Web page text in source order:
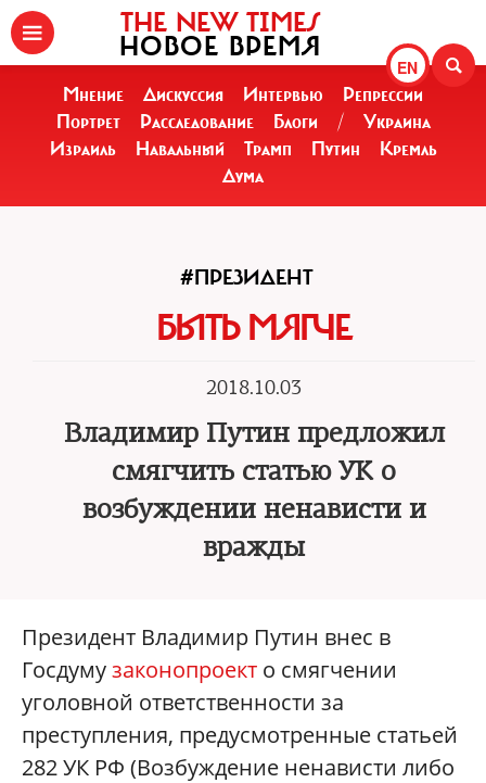
EN
THE NEW TIMES
НОВОЕ ВРЕМЯ
Мнение Дискуссия Интервью
Репрессии
Портрет
Расследование Блоги /
Украина
Израиль
Навальный Трамп Путин
Кремль
Дума
#ПРЕЗИДЕНТ
БЫТЬ МЯГЧЕ
2018.10.03
Владимир Путин предложил
смягчить статью УК о
возбуждении ненависти и
вражды
Президент Владимир Путин внес в
Госдумузаконопроект о смягчении
уголовной ответственности за
преступления, предусмотренные статьей
282 УК РФ (Возбуждение ненависти либо